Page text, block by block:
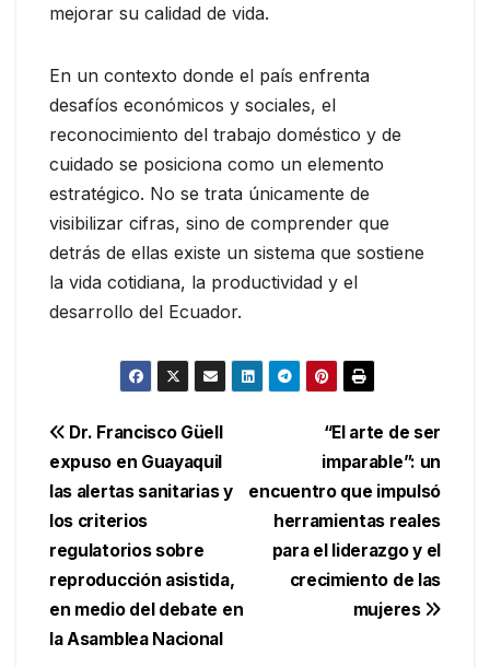
mejorar su calidad de vida.
En un contexto donde el país enfrenta
desafíos económicos y sociales, el
reconocimiento del trabajo doméstico y de
cuidado se posiciona como un elemento
estratégico. No se trata únicamente de
visibilizar cifras, sino de comprender que
detrás de ellas existe un sistema que sostiene
la vida cotidiana, la productividad y el
desarrollo del Ecuador.
Navegación
de
entradas
“El arte de ser
imparable”: un
encuentro que impulsó
herramientas reales
para el liderazgo y el
crecimiento de las
mujeres
Dr. Francisco Güell
expuso en Guayaquil
las alertas sanitarias y
los criterios
regulatorios sobre
reproducción asistida,
en medio del debate en
la Asamblea Nacional